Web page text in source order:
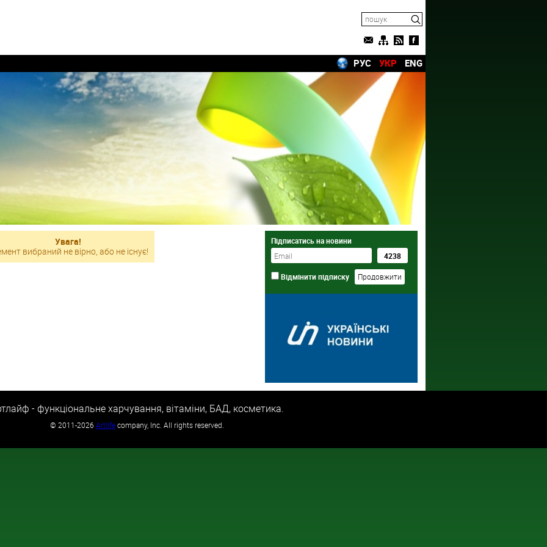
РУС УКР ENG
Увага!
вибраний не вірно, або не існує!
Підписатись на новини
Відмінити підписку
- функціональне харчування, вітаміни, БАД, косметика.
© 2011-2026 Artlifecompany, Inc. All rights reserved.